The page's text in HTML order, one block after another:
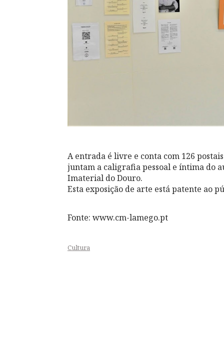
A entrada é livre e conta com 126
juntam a caligrafia pessoal e íntima do
Imaterial do Douro.
Esta exposição de arte está patente ao
Fonte: www.cm-lamego.pt
Cultura